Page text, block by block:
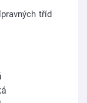
tříd